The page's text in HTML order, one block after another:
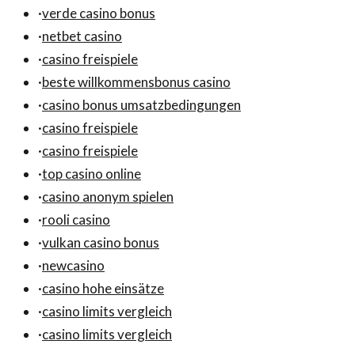
·verde casino bonus
·netbet casino
·casino freispiele
·beste willkommensbonus casino
·casino bonus umsatzbedingungen
·casino freispiele
·casino freispiele
·top casino online
·casino anonym spielen
·rooli casino
·vulkan casino bonus
·newcasino
·casino hohe einsätze
·casino limits vergleich
·casino limits vergleich